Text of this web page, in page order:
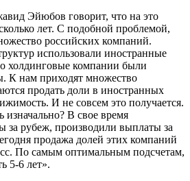
Эйюбов говорит, что на это
лет. С подобной проблемой,
российских компаний.
использовали иностранные
холдинговые компании были
К нам приходят множество
продать доли в иностранных
И не совсем это получается.
изначально? В свое время
за рубеж, производили выплаты за
продажа долей этих компаний
По самым оптимальным подсчетам,
5-6 лет».